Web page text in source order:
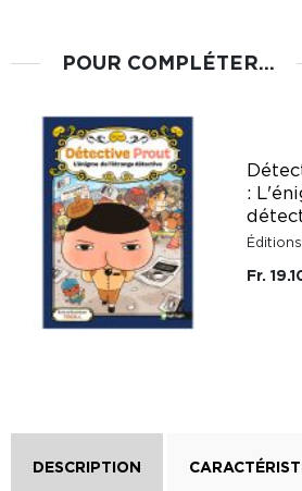
POUR COMPLÉTER...
:
Fr.
DESCRIPTION